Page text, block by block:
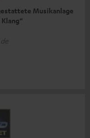
Musikanlage